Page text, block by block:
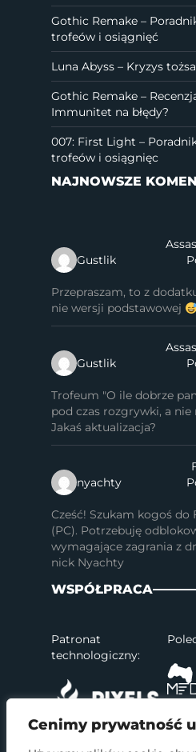
Cenimy prywatność
Gothic Remake –
trofeów i osiągnięć
Luna Abyss – Kryzys
Gothic Remake –
Immunitet na błędy?
007: First Light –
trofeów i osiągnięc
NAJNOWSZE
Gustlik
Przepraszam, to z
nie wersji podstawowej
Gustlik
Trofeum "O ile dobrze
pod czas rozgrywki, a
Jakaś aktualizacja?
nyachty
Cześć! Szukam kogoś do
(PC). Potrzebuję
wymagające zagrania z
nick Nyachty
WSPÓŁPRACA
Patronat
technologiczny: